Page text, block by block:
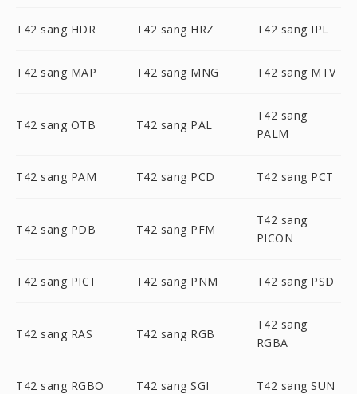
T42 sang HDR T42 sang HRZ T42 sang IPL
T42 sang MAP T42 sang MNG T42 sang MTV
T42 sang OTB T42 sang PAL
T42 sang
PALM
T42 sang PAM T42 sang PCD T42 sang PCT
T42 sang PDB T42 sang PFM
T42 sang
PICON
T42 sang PICT T42 sang PNM T42 sang PSD
T42 sang RAS T42 sang RGB
T42 sang
RGBA
T42 sang RGBO T42 sang SGI T42 sang SUN